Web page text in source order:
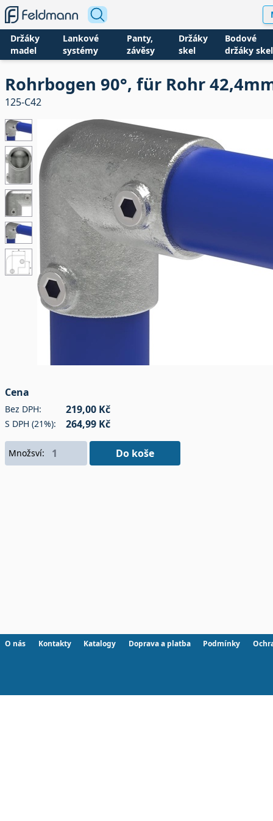
Držáky
madel
Lankové
systémy
Panty,
závěsy
Držáky
skel
Bodové
držáky skel
Rohrbogen 90°, für Rohr
125-C42
Cena
Bez DPH: 219,00 Kč
S DPH (21%): 264,99 Kč
Množsví: Do koše
O nás Kontakty Katalogy Doprava a platba Podmínky